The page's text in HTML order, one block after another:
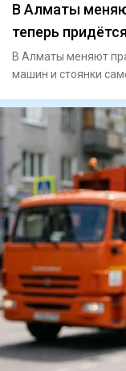
В Алматы
теперь
В Алматы меняют
машин и стоянки